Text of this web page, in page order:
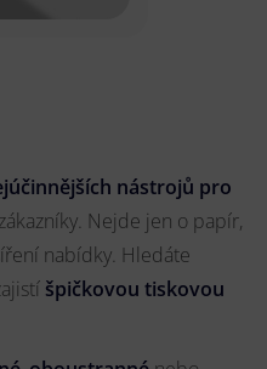
nástrojů pro
Nejde jen o papír,
nabídky. Hledáte
špičkovou tiskovou